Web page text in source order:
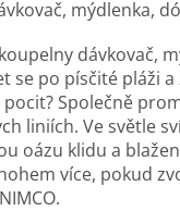
mýdlenka,
dávkovač,
se po písčité pláži
Společně
liniích. Ve světle
oázu klidu a
více, pokud